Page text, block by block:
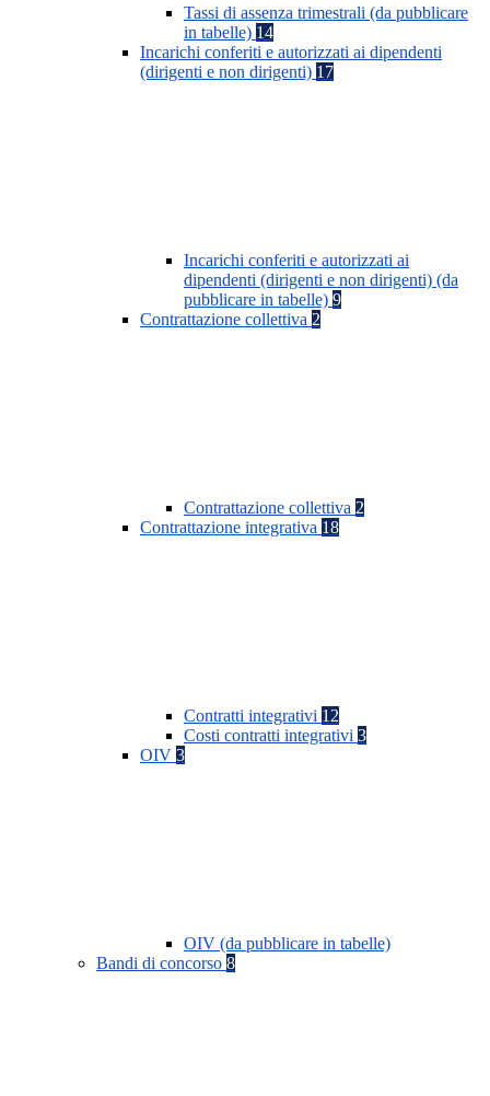
Tassi di assenza trimestrali (da pubblicare
in tabelle) 14
Incarichi conferiti e autorizzati ai dipendenti
(dirigenti e non dirigenti) 17
Incarichi conferiti e autorizzati ai
dipendenti (dirigenti e non dirigenti) (da
pubblicare in tabelle) 9
Contrattazione collettiva 2
Contrattazione collettiva 2
Contrattazione integrativa 18
Contratti integrativi 12
Costi contratti integrativi 3
OIV 3
OIV (da pubblicare in tabelle)
Bandi di concorso 8